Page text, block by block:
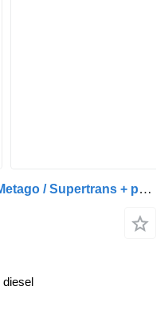
Mercedes-Benz Actros 1843 Metago / Supertrans + přívěs autotransportér
diesel